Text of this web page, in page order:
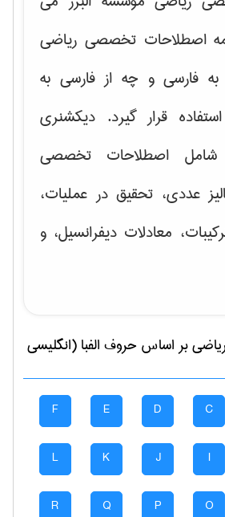
اصطلاحات تخصصی ریاضی
فارسی و چه از فارسی به
قرار گیرد. دیکشنری
شامل اصطلاحات تخصصی
عددی، تحقیق در عملیات،
معادلات دیفرانسیل، و
رياضیبر اساس حروف الفبا (انگلیسی
C
D
E
F
I
J
K
L
O
P
Q
R